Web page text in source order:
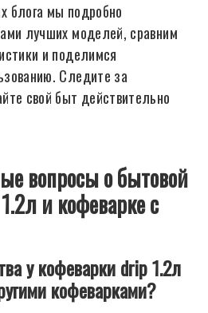
блога мы подробно
лучших моделей, сравним
и поделимся
Следите за
свой быт действительно
вопросы о бытовой
и кофеварке с
у кофеварки drip 1.2л
кофеварками?